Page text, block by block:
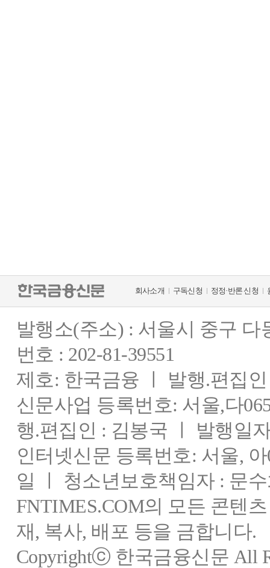
회사소개 구독신청 정정·반론 신청
발행소(주소) : 서울시 중구
번호 : 202-81-39551
제호: 한국금융 ㅣ 발행.편집
신문사업 등록번호: 서울,다
행.편집인 : 김봉국 ㅣ 발행일
인터넷신문 등록번호: 서울,
일 ㅣ 청소년보호책임자 : 문
FNTIMES.COM의 모든 콘텐
재, 복사, 배포 등을 금합니다.
Copyrightⓒ 한국금융신문 All